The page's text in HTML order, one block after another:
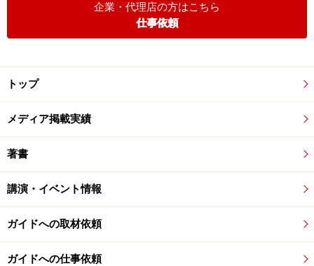
企業・代理店の方はこちら
仕事依頼
トップ
メディア掲載実績
著書
講演・イベント情報
ガイドへの取材依頼
ガイドへの仕事依頼